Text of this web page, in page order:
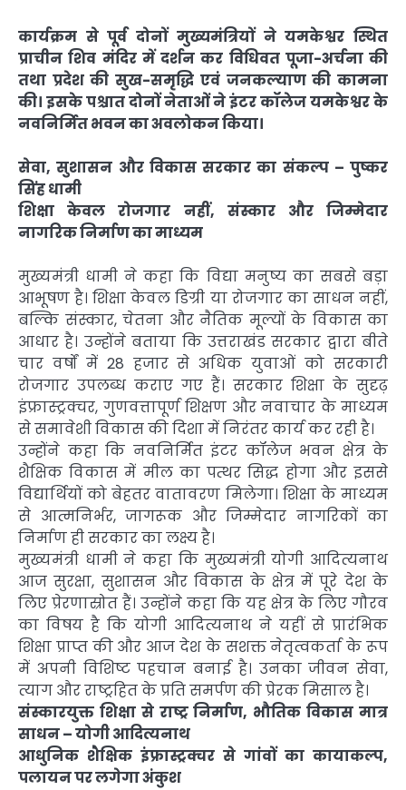
कार्यक्रम से पूर्व दोनों मुख्यमंत्रियों ने यमकेश्वर स्थित
प्राचीन शिव मंदिर में दर्शन कर विधिवत पूजा-अर्चना की
तथा प्रदेश की सुख-समृद्धि एवं जनकल्याण की कामना
की। इसके पश्चात दोनों नेताओं ने इंटर कॉलेज यमकेश्वर के
नवनिर्मित भवन का अवलोकन किया।
सेवा, सुशासन और विकास सरकार का संकल्प – पुष्कर
सिंह धामी
शिक्षा केवल रोजगार नहीं, संस्कार और जिम्मेदार
नागरिक निर्माण का माध्यम
मुख्यमंत्री धामी ने कहा कि विद्या मनुष्य का सबसे बड़ा
आभूषण है। शिक्षा केवल डिग्री या रोजगार का साधन नहीं,
बल्कि संस्कार, चेतना और नैतिक मूल्यों के विकास का
आधार है। उन्होंने बताया कि उत्तराखंड सरकार द्वारा बीते
चार वर्षों में 28 हजार से अधिक युवाओं को सरकारी
रोजगार उपलब्ध कराए गए हैं। सरकार शिक्षा के सुदृढ़
इंफ्रास्ट्रक्चर, गुणवत्तापूर्ण शिक्षण और नवाचार के माध्यम
से समावेशी विकास की दिशा में निरंतर कार्य कर रही है।
उन्होंने कहा कि नवनिर्मित इंटर कॉलेज भवन क्षेत्र के
शैक्षिक विकास में मील का पत्थर सिद्ध होगा और इससे
विद्यार्थियों को बेहतर वातावरण मिलेगा। शिक्षा के माध्यम
से आत्मनिर्भर, जागरूक और जिम्मेदार नागरिकों का
निर्माण ही सरकार का लक्ष्य है।
मुख्यमंत्री धामी ने कहा कि मुख्यमंत्री योगी आदित्यनाथ
आज सुरक्षा, सुशासन और विकास के क्षेत्र में पूरे देश के
लिए प्रेरणास्रोत हैं। उन्होंने कहा कि यह क्षेत्र के लिए गौरव
का विषय है कि योगी आदित्यनाथ ने यहीं से प्रारंभिक
शिक्षा प्राप्त की और आज देश के सशक्त नेतृत्वकर्ता के रूप
में अपनी विशिष्ट पहचान बनाई है। उनका जीवन सेवा,
त्याग और राष्ट्रहित के प्रति समर्पण की प्रेरक मिसाल है।
संस्कारयुक्त शिक्षा से राष्ट्र निर्माण, भौतिक विकास मात्र
साधन – योगी आदित्यनाथ
आधुनिक शैक्षिक इंफ्रास्ट्रक्चर से गांवों का कायाकल्प,
पलायन पर लगेगा अंकुश